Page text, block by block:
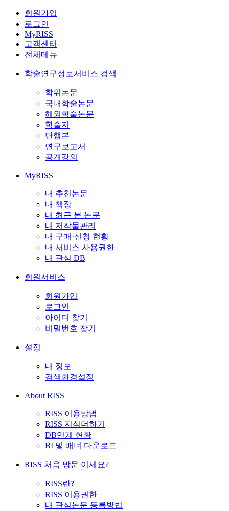
회원가입
로그인
MyRISS
고객센터
전체메뉴
학술연구정보서비스 검색
학위논문
국내학술논문
해외학술논문
학술지
단행본
연구보고서
공개강의
MyRISS
내 추천논문
내 책장
내 최근 본 논문
내 저작물관리
내 구매·신청 현황
내 서비스 사용권한
내 관심 DB
회원서비스
회원가입
로그인
아이디 찾기
비밀번호 찾기
설정
내 정보
검색환경설정
About RISS
RISS 이용방법
RISS 지식더하기
DB연계 현황
BI 및 배너 다운로드
RISS 처음 방문 이세요?
RISS란?
RISS 이용권한
내 관심논문 등록방법